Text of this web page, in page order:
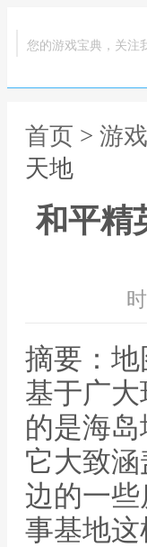
您的游戏宝典，关注
首页 > 游
天地
和平精
摘要：
基于广
的是海
它大致
边的一
事基地